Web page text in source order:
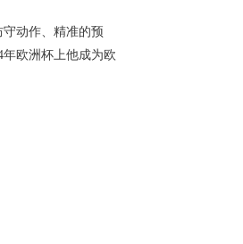
动作、精准的预
欧洲杯上他成为欧